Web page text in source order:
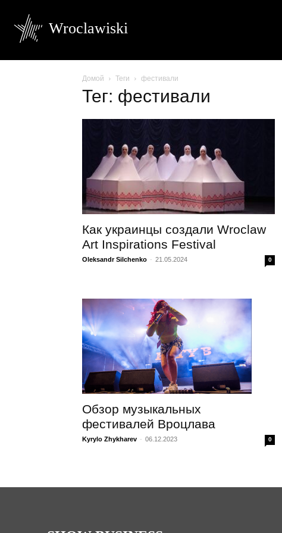
Wroclawiski
Домой Теги фестивали
Тег: фестивали
Как украинцы создали Wroclaw
Art Inspirations Festival
Oleksandr Silchenko - 21.05.2024 0
Обзор музыкальных
фестивалей Вроцлава
Kyrylo Zhykharev - 06.12.2023 0